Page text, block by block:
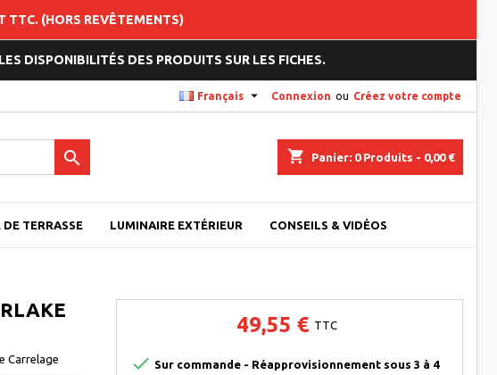
TTC. (HORS REVÊTEMENTS)
DISPONIBILITÉS DES PRODUITS SUR LES FICHES.
Connexion ou Créez votre compte
Français 
shopping_cart Panier: 0Produits - 0,00 €

DE TERRASSE LUMINAIRE EXTÉRIEUR CONSEILS & VIDÉOS
Carrelage
49,55 € TTC
 Sur commande - Réapprovisionnement sous 3 à 4